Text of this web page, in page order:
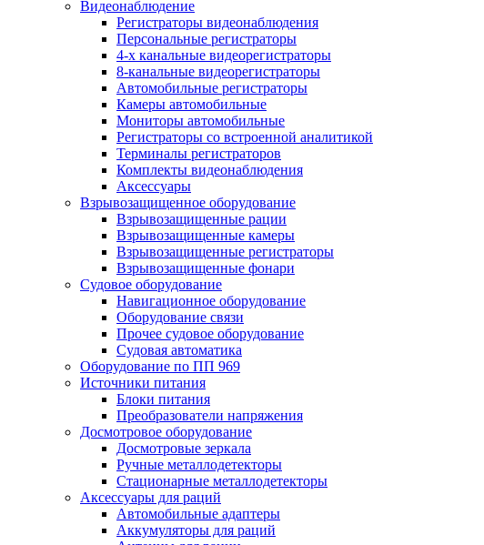
Видеонаблюдение
Регистраторы видеонаблюдения
Персональные регистраторы
4-х канальные видеорегистраторы
8-канальные видеорегистраторы
Автомобильные регистраторы
Камеры автомобильные
Мониторы автомобильные
Регистраторы со встроенной аналитикой
Терминалы регистраторов
Комплекты видеонаблюдения
Аксессуары
Взрывозащищенное оборудование
Взрывозащищенные рации
Взрывозащищенные камеры
Взрывозащищенные регистраторы
Взрывозащищенные фонари
Судовое оборудование
Навигационное оборудование
Оборудование связи
Прочее судовое оборудование
Судовая автоматика
Оборудование по ПП 969
Источники питания
Блоки питания
Преобразователи напряжения
Досмотровое оборудование
Досмотровые зеркала
Ручные металлодетекторы
Стационарные металлодетекторы
Аксессуары для раций
Автомобильные адаптеры
Аккумуляторы для раций